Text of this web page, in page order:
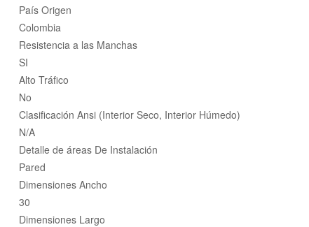
País Origen
Colombia
Resistencia a las Manchas
SI
Alto Tráfico
No
Clasificación Ansi (Interior Seco, Interior Húmedo)
N/A
Detalle de áreas De Instalación
Pared
Dimensiones Ancho
30
Dimensiones Largo